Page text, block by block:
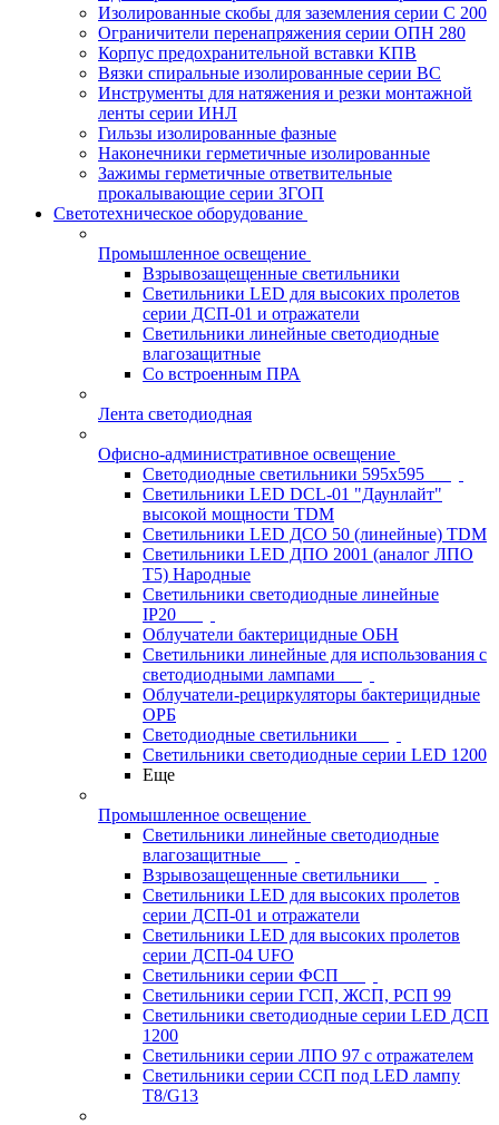
Изолированные скобы для заземления серии С 200
Ограничители перенапряжения серии ОПН 280
Корпус предохранительной вставки КПВ
Вязки спиральные изолированные серии ВС
Инструменты для натяжения и резки монтажной
ленты серии ИНЛ
Гильзы изолированные фазные
Наконечники герметичные изолированные
Зажимы герметичные ответвительные
прокалывающие серии ЗГОП
Светотехническое оборудование
Промышленное освещение
Взрывозащещенные светильники
Светильники LED для высоких пролетов
серии ДСП-01 и отражатели
Светильники линейные светодиодные
влагозащитные
Со встроенным ПРА
Лента светодиодная
Офисно-административное освещение
Светодиодные светильники 595x595
Светильники LED DCL-01 "Даунлайт"
высокой мощности TDM
Светильники LED ДСО 50 (линейные) TDM
Светильники LED ДПО 2001 (аналог ЛПО
Т5) Народные
Светильники светодиодные линейные
IP20
Облучатели бактерицидные ОБН
Светильники линейные для использования с
светодиодными лампами
Облучатели-рециркуляторы бактерицидные
ОРБ
Светодиодные светильники
Светильники светодиодные серии LED 1200
Еще
Промышленное освещение
Светильники линейные светодиодные
влагозащитные
Взрывозащещенные светильники
Светильники LED для высоких пролетов
серии ДСП-01 и отражатели
Светильники LED для высоких пролетов
серии ДСП-04 UFO
Светильники серии ФСП
Светильники серии ГСП, ЖСП, РСП 99
Светильники светодиодные серии LED ДСП
1200
Светильники серии ЛПО 97 с отражателем
Светильники серии ССП под LED лампу
T8/G13